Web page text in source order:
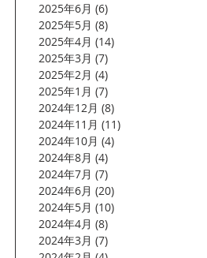
2025年6月 (6)
2025年5月 (8)
2025年4月 (14)
2025年3月 (7)
2025年2月 (4)
2025年1月 (7)
2024年12月 (8)
2024年11月 (11)
2024年10月 (4)
2024年8月 (4)
2024年7月 (7)
2024年6月 (20)
2024年5月 (10)
2024年4月 (8)
2024年3月 (7)